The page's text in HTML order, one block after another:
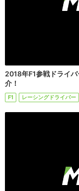
2018年F1参戦ドライ
介！
F1 レーシングドライバー